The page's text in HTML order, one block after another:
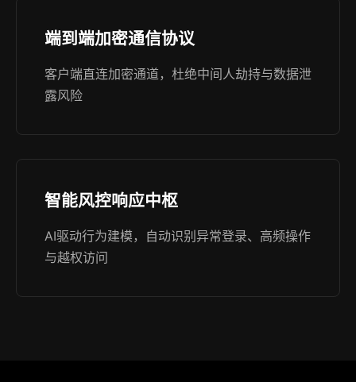
端到端加密通信协议
客户端直连加密通道，杜绝中间人劫持与数据泄
露风险
智能风控响应中枢
AI驱动行为建模，自动识别异常登录、高频操作
与越权访问